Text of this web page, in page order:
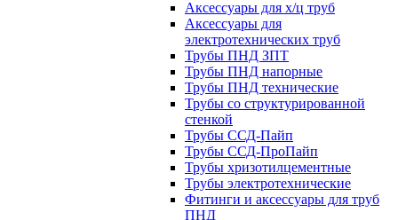
Аксессуары для х/ц труб
Аксессуары для
электротехнических труб
Трубы ПНД ЗПТ
Трубы ПНД напорные
Трубы ПНД технические
Трубы со структурированной
стенкой
Трубы ССД-Пайп
Трубы ССД-ПроПайп
Трубы хризотилцементные
Трубы электротехнические
Фитинги и аксессуары для труб
ПНД